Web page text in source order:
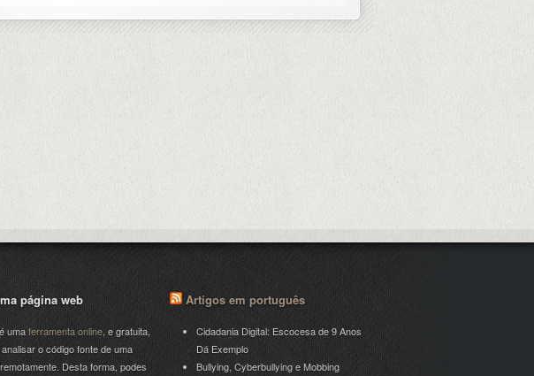
página web
é umaferramenta online, e gratuita,
o código fonte de uma
Desta forma, podes
Artigos em português
Cidadania Digital: Escocesa de 9 Anos
Dá Exemplo
Bullying, Cyberbullying e Mobbing